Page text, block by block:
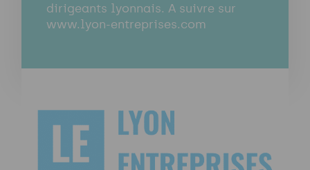
dirigeants lyonnais. A suivre sur
www.lyon-entreprises.com